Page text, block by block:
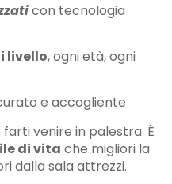
con tecnologia
livello, ogni età, ogni
e accogliente
venire in palestra. È
di vita che migliori la
dalla sala attrezzi.